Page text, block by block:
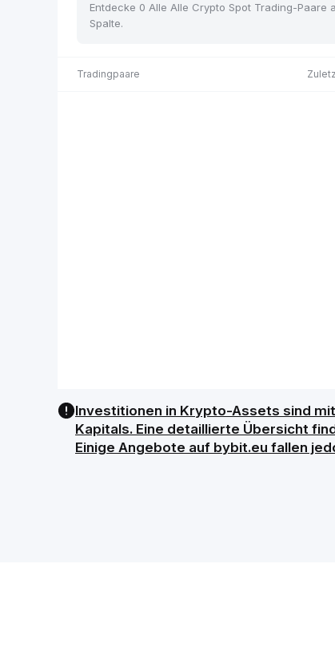
Entdecke 0 Alle Alle Crypto Spot Trading-
Spalte.
Tradingpaare
Investitionen in Krypto-Assets sind
Kapitals. Eine detaillierte Übersicht
Einige Angebote auf bybit.eu fallen